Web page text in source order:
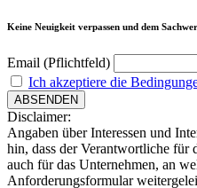
Keine Neuigkeit verpassen und dem
Email (Pflichtfeld)
Ich akzeptiere die
Disclaimer:
Angaben über Interessen und
hin, dass der Verantwortliche für
auch für das Unternehmen, an
Anforderungsformular